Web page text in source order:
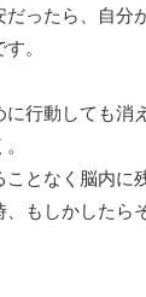
だったら、自分
。
行動しても消
となく脳内に
もしかしたら